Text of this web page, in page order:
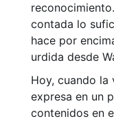
contada lo
hace por
urdida desde
Hoy, cuando la
expresa en un
contenidos en